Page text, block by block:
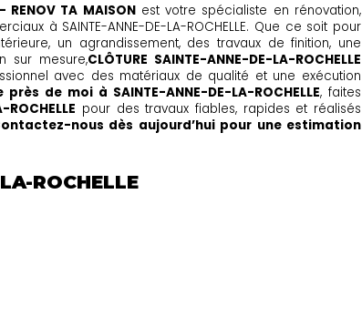
RENOV TA MAISONest votre spécialiste en rénovation,
à SAINTE-ANNE-DE-LA-ROCHELLE. Que ce soit pour
un agrandissement, des travaux de finition, une
sur mesure,CLÔTURE SAINTE-ANNE-DE-LA-ROCHELLE
avec des matériaux de qualité et une exécution
de moi à SAINTE-ANNE-DE-LA-ROCHELLE, faites
ROCHELLE pour des travaux fiables, rapides et réalisés
nous dès aujourd’hui pour une estimation
ROCHELLE